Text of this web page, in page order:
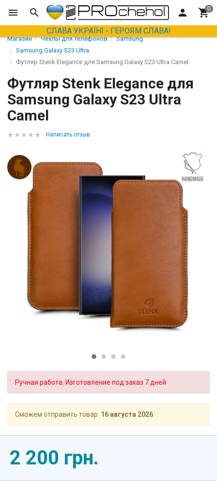
СЛАВА УКРАЇНІ - ГЕРОЯМ СЛАВА!
Магазин Чехлы для телефонов
Samsung
Samsung Galaxy S23 Ultra
Футляр Stenk Elegance для Samsung Galaxy S23 Ultra Camel
Футляр Stenk Elegance для
Samsung Galaxy S23 Ultra
Camel
Написать отзыв
Ручная работа. Изготовление под заказ 7 дней
Сможем отправить товар: 16 августа 2026
2 200 грн.